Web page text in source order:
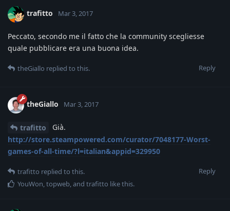
trafitto Mar 3, 2017
Peccato, secondo me il fatto che la community scegliesse
quale pubblicare era una buona idea.
Reply
theGiallo replied to this.
theGiallo Mar 3, 2017
trafitto
Già.
http://store.steampowered.com/curator/7048177-Worst-
games-of-all-time/?l=italian&appid=329950
Reply
trafitto replied to this.
YouWon,topweb, and trafitto like this.